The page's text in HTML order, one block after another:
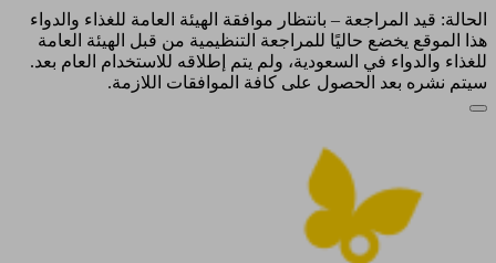
الحالة: قيد المراجعة – بانتظار موافقة الهيئة العامة للغذاء والدواء
هذا الموقع يخضع حاليًا للمراجعة التنظيمية من قبل الهيئة العامة
للغذاء والدواء في السعودية، ولم يتم إطلاقه للاستخدام العام بعد.
سيتم نشره بعد الحصول على كافة الموافقات اللازمة.